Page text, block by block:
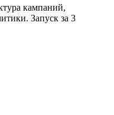
кампаний,
Запуск за 3